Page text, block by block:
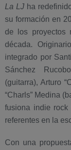
La LJ ha
su formación en
de los proyectos
década.
integrado por
Sánchez
(guitarra), Arturo
“Charls” Medina
fusiona indie rock
referentes en la
Con una